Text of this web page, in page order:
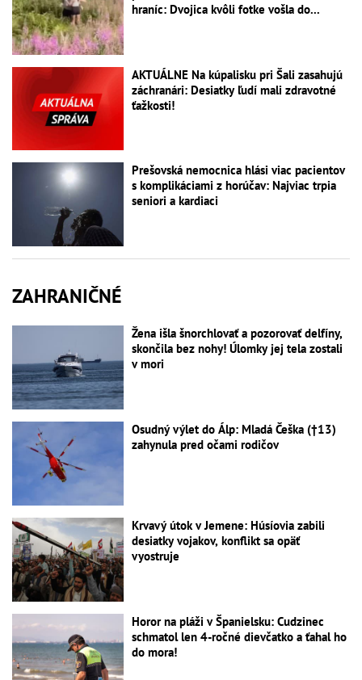
hraníc: Dvojica kvôli fotke vošla do...
AKTUÁLNE Na kúpalisku pri Šali zasahujú
záchranári: Desiatky ľudí mali zdravotné
ťažkosti!
Prešovská nemocnica hlási viac pacientov
s komplikáciami z horúčav: Najviac trpia
seniori a kardiaci
ZAHRANIČNÉ
Žena išla šnorchlovať a pozorovať delfíny,
skončila bez nohy! Úlomky jej tela zostali
v mori
Osudný výlet do Álp: Mladá Češka (†13)
zahynula pred očami rodičov
Krvavý útok v Jemene: Húsíovia zabili
desiatky vojakov, konflikt sa opäť
vyostruje
Horor na pláži v Španielsku: Cudzinec
schmatol len 4-ročné dievčatko a ťahal ho
do mora!